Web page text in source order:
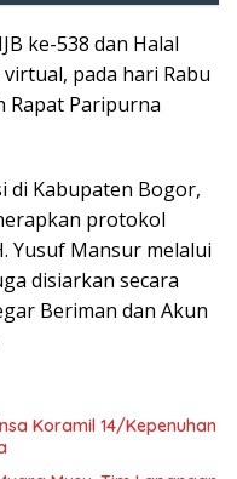
ke-538 dan Halal
pada hari Rabu
Rapat Paripurna
di Kabupaten Bogor,
protokol
Yusuf Mansur melalui
disiarkan secara
Beriman dan Akun
Koramil 14/Kepenuhan